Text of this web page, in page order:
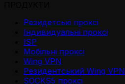
Резидетськi проксi
Iндивидуальнi проксi
ISP
Мобільні проксі
Wing VPN
Резидентський Wing VPN
SOCKS5 проксі